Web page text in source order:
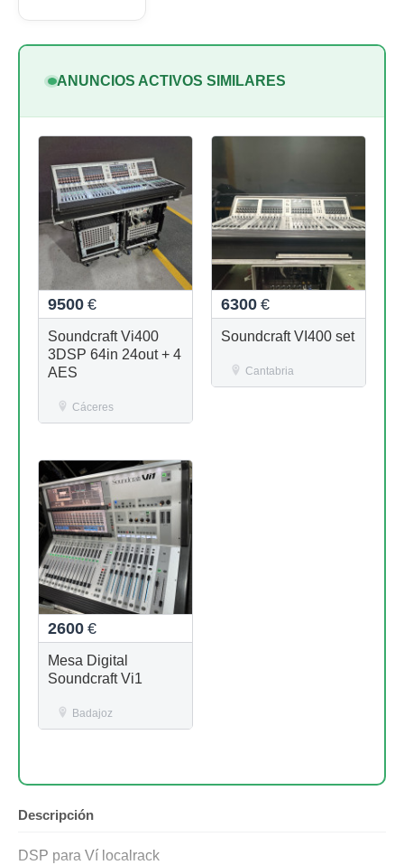
ANUNCIOS ACTIVOS SIMILARES
9500 €
Soundcraft Vi400
3DSP 64in 24out + 4
AES
Cáceres
6300 €
Soundcraft VI400 set
Cantabria
2600 €
Mesa Digital
Soundcraft Vi1
Badajoz
Descripción
DSP para Ví localrack